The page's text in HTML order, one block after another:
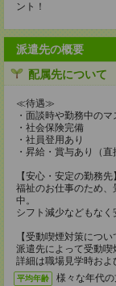
ント！
派遣先の概要
配属先について
≪待遇≫
・面談時や勤務中の
・社会保険完備
・社員登用あり
・昇給・賞与あり（
【安心・安定の勤務先】
福祉のお仕事のため
中。
シフト減少などもなく
【受動喫煙対策につい
派遣先によって受動喫
詳細は職場見学時およ
平均年齢 様々な年代